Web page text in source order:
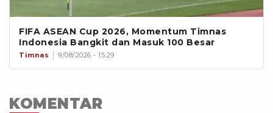
FIFA ASEAN Cup 2026, Momentum Timnas
Indonesia Bangkit dan Masuk 100 Besar
Timnas 9/08/2026 - 15:29
KOMENTAR